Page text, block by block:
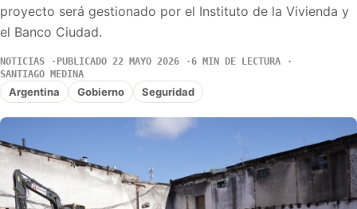
proyecto será gestionado por el Instituto de la Vivienda y
el Banco Ciudad.
NOTICIAS PUBLICADO 22 MAYO 2026
6 MIN DE LECTURA
SANTIAGO MEDINA
Argentina Gobierno Seguridad